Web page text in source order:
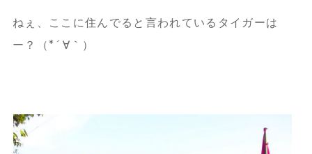
ねぇ、ここに住んでると言われているタイガーは
ー？（*´∀｀）